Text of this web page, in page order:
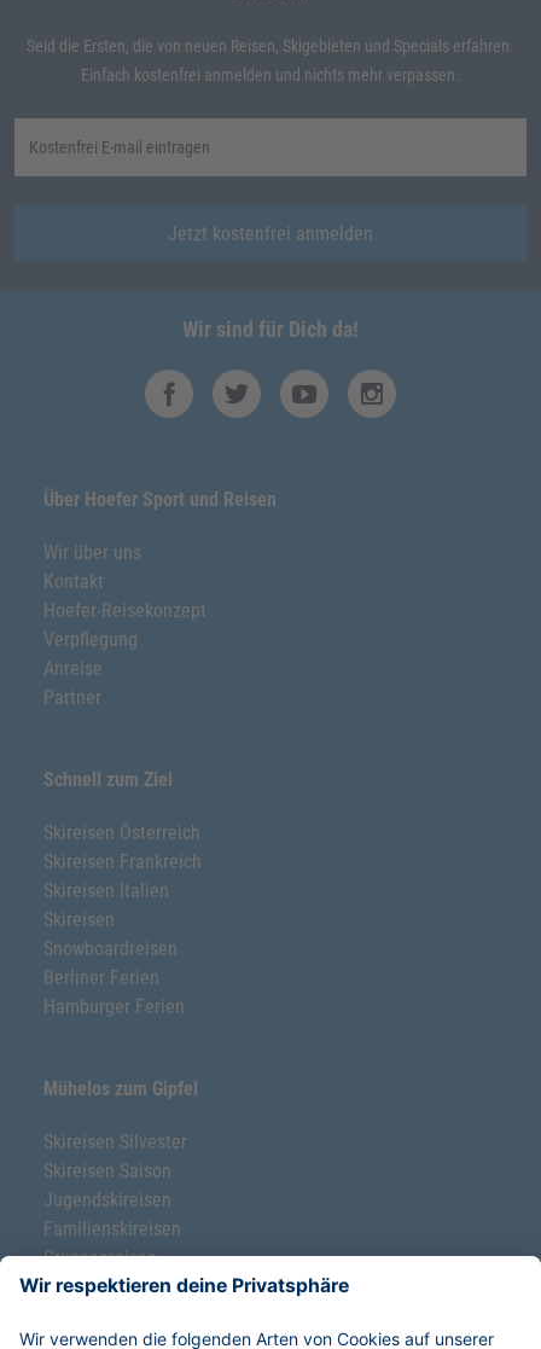
Seid die Ersten, die von neuen Reisen, Skigebieten und Specials erfahren.
Einfach kostenfrei anmelden und nichts mehr verpassen.
Jetzt kostenfrei anmelden
Wir sind für Dich da!
Über Hoefer Sport und Reisen
Wir über uns
Kontakt
Hoefer-Reisekonzept
Verpflegung
Anreise
Partner
Schnell zum Ziel
Skireisen Österreich
Skireisen Frankreich
Skireisen Italien
Skireisen
Snowboardreisen
Berliner Ferien
Hamburger Ferien
Mühelos zum Gipfel
Skireisen Silvester
Skireisen Saison
Jugendskireisen
Familienskireisen
Gruppenreisen
Ski-Klassenfahrten